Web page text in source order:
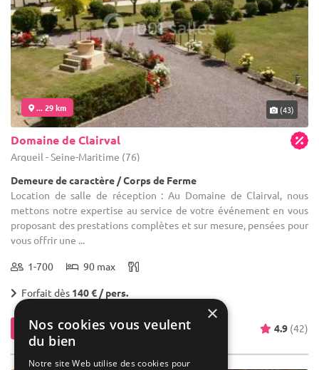
... 29 km (43)
Domaine de Clairval
Argueil - Seine-Maritime (76)
Demeure de caractère / Corps de Ferme
Location de salle de réception : Au Domaine de Clairval, nous
mettons notre expertise au service de votre événement en vous
proposant des prestations complètes et sur mesure, pensées pour
vous offrir une ...
1-700 90 max
Forfait dès 140 € / pers.
Contacter 4.9 (42)
×
Nos cookies vous veulent
du bien
Notre site Web utilise des cookies pour